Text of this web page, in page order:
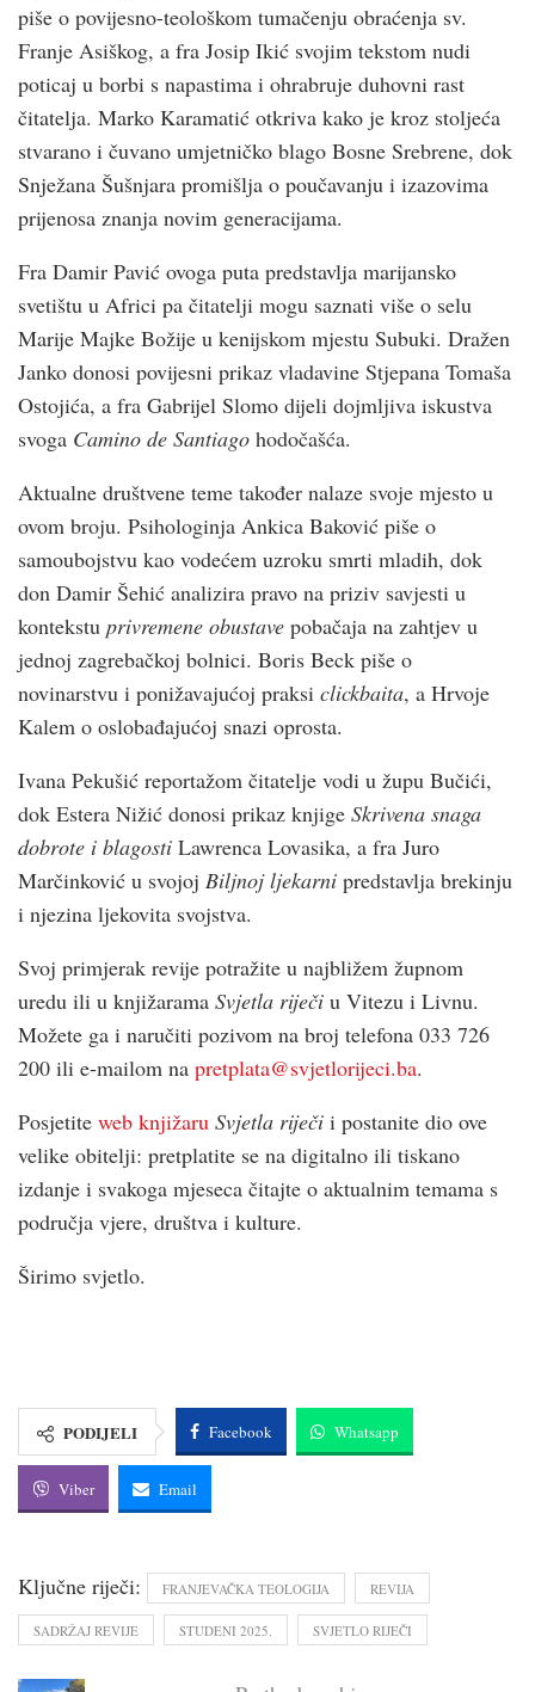
piše o povijesno-teološkom tumačenju obraćenja sv.
Franje Asiškog, a fra Josip Ikić svojim tekstom nudi
poticaj u borbi s napastima i ohrabruje duhovni rast
čitatelja. Marko Karamatić otkriva kako je kroz stoljeća
stvarano i čuvano umjetničko blago Bosne Srebrene, dok
Snježana Šušnjara promišlja o poučavanju i izazovima
prijenosa znanja novim generacijama.
Fra Damir Pavić ovoga puta predstavlja marijansko
svetištu u Africi pa čitatelji mogu saznati više o selu
Marije Majke Božije u kenijskom mjestu Subuki. Dražen
Janko donosi povijesni prikaz vladavine Stjepana Tomaša
Ostojića, a fra Gabrijel Slomo dijeli dojmljiva iskustva
svoga Camino de Santiago hodočašća.
Aktualne društvene teme također nalaze svoje mjesto u
ovom broju. Psihologinja Ankica Baković piše o
samoubojstvu kao vodećem uzroku smrti mladih, dok
don Damir Šehić analizira pravo na priziv savjesti u
kontekstu pri­vremene obustave pobačaja na zahtjev u
jednoj zagrebačkoj bolnici. Boris Beck piše o
novinarstvu i ponižavajućoj praksi clickbaita, a Hrvoje
Kalem o oslobađajućoj snazi oprosta.
Ivana Pekušić reportažom čitatelje vodi u župu Bučići,
dok Estera Nižić donosi prikaz knjige Skrivena snaga
dobrote i blagosti Lawrenca Lovasika, a fra Juro
Marčinković u svojoj Biljnoj ljekarni predstavlja brekinju
i njezina ljekovita svojstva.
Svoj primjerak revije potražite u najbližem župnom
uredu ili u knjižarama Svjetla riječi u Vitezu i Livnu.
Možete ga i naručiti pozivom na broj telefona 033 726
200 ili e-mailom na pretplata@svjetlorijeci.ba.
Posjetite web knjižaru Svjetla riječi i postanite dio ove
velike obitelji: pretplatite se na digitalno ili tiskano
izdanje i svakoga mjeseca čitajte o aktualnim temama s
područja vjere, društva i kulture.
Širimo svjetlo.
PODIJELI Facebook Whatsapp
Viber Email
Ključne riječi: FRANJEVAČKA TEOLOGIJA REVIJA
SADRŽAJ REVIJE STUDENI 2025. SVJETLO RIJEČI